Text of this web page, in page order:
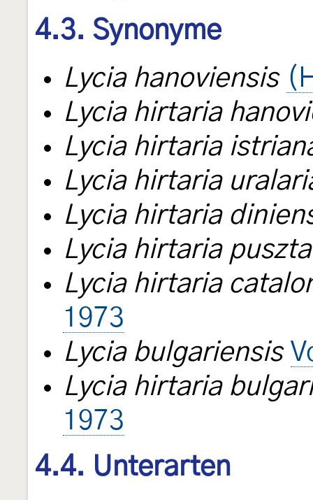
4.3. Synonyme
Lycia hanoviensis
Lycia hirtaria
Lycia hirtaria
Lycia hirtaria
Lycia hirtaria
Lycia hirtaria
Lycia hirtaria
1973
Lycia bulgariensis
Lycia hirtaria
1973
4.4. Unterarten